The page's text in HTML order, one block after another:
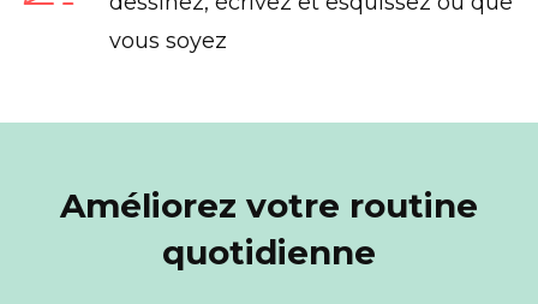
vous soyez
Améliorez votre routine
quotidienne